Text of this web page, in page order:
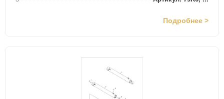
Подробнее >